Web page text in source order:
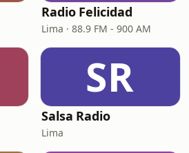
Radio Felicidad
Lima · 88.9 FM - 900 AM
SR
Salsa Radio
Lima